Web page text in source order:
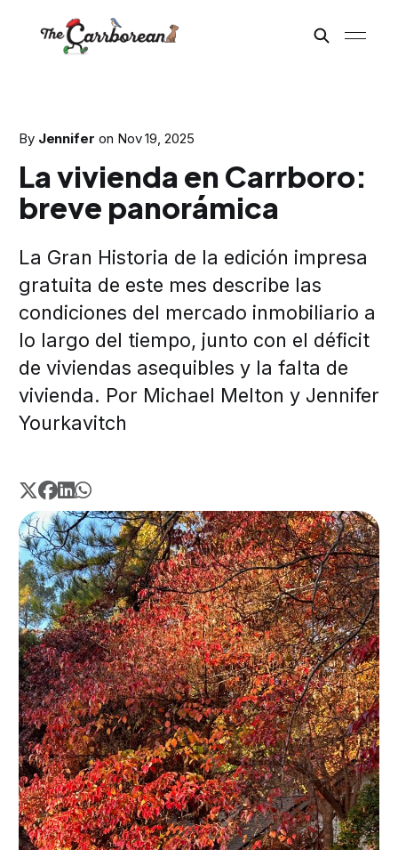
By Jennifer on Nov 19, 2025
La vivienda en Carrboro:
breve panorámica
La Gran Historia de la edición impresa
gratuita de este mes describe las
condiciones del mercado inmobiliario a
lo largo del tiempo, junto con el déficit
de viviendas asequibles y la falta de
vivienda. Por Michael Melton y Jennifer
Yourkavitch